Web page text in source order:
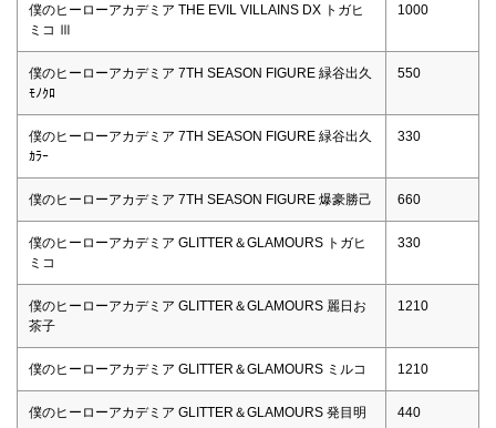
僕のヒーローアカデミア THE EVIL VILLAINS DX トガヒ
ミコ Ⅲ
1000
僕のヒーローアカデミア 7TH SEASON FIGURE 緑谷出久
ﾓﾉｸﾛ
550
僕のヒーローアカデミア 7TH SEASON FIGURE 緑谷出久
ｶﾗｰ
330
僕のヒーローアカデミア 7TH SEASON FIGURE 爆豪勝己 660
僕のヒーローアカデミア GLITTER＆GLAMOURS トガヒ
ミコ
330
僕のヒーローアカデミア GLITTER＆GLAMOURS 麗日お
茶子
1210
僕のヒーローアカデミア GLITTER＆GLAMOURS ミルコ 1210
僕のヒーローアカデミア GLITTER＆GLAMOURS 発目明 440